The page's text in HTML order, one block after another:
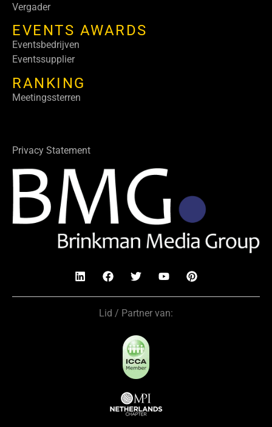
Vergader
EVENTS AWARDS
Eventsbedrijven
Eventssupplier
RANKING
Meetingssterren
Privacy Statement
Lid / Partner van: